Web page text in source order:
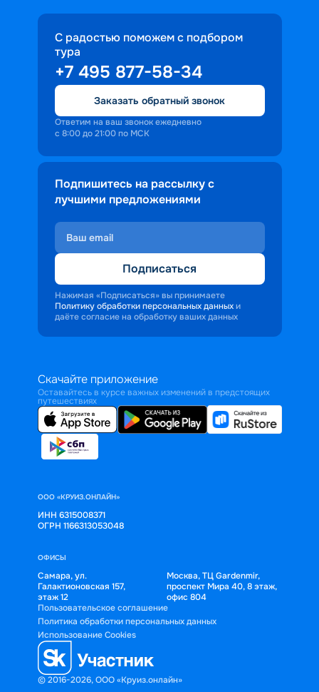
С радостью поможем с подбором
тура
+7 495 877-58-34
Заказать обратный звонок
Ответим на ваш звонок ежедневно
с 8:00 до 21:00 по МСК
Подпишитесь на рассылку с
лучшими предложениями
Подписаться
Нажимая «Подписаться» вы принимаете
Политику обработки персональных данных и
даёте согласие на обработку ваших данных
Скачайте приложение
Оставайтесь в курсе важных изменений в предстоящих
путешествиях
ООО «КРУИЗ.ОНЛАЙН»
ИНН 6315008371
ОГРН 1166313053048
ОФИСЫ
Самара, ул.
Галактионовская 157,
этаж 12
Москва, ТЦ Gardenmir,
проспект Мира 40, 8 этаж,
офис 804
© 2016-2026, ООО «Круиз.онлайн»
Пользовательское соглашение
Политика обработки персональных данных
Использование Cookies